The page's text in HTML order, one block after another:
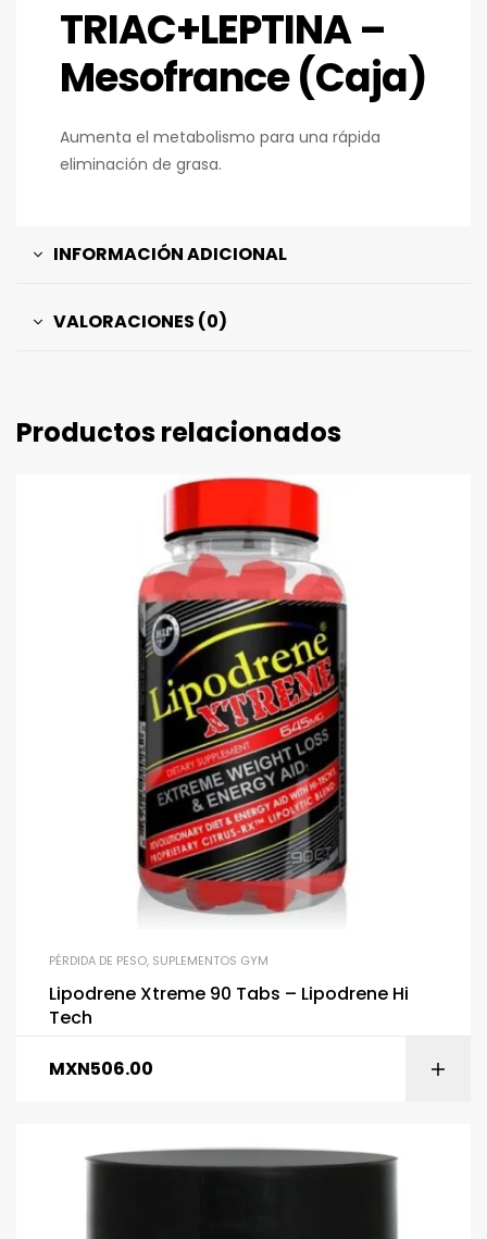
TRIAC+LEPTINA –
Mesofrance (Caja)
Aumenta el metabolismo para una rápida
eliminación de grasa.
INFORMACIÓN ADICIONAL
VALORACIONES (0)
Productos relacionados
PÉRDIDA DE PESO, SUPLEMENTOS GYM
Lipodrene Xtreme 90 Tabs – Lipodrene Hi
Tech
MXN506.00